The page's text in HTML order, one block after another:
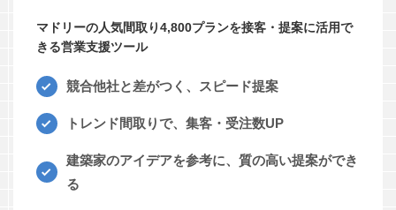
マドリーの人気間取り4,800プランを接客・提案に活用で
きる営業支援ツール
競合他社と差がつく、スピード提案
トレンド間取りで、集客・受注数UP
建築家のアイデアを参考に、質の高い提案ができ
る